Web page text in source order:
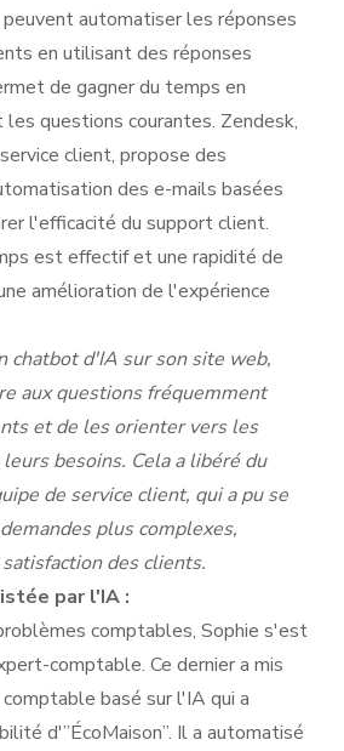
automatiser les réponses
en utilisant des réponses
de gagner du temps en
questions courantes. Zendesk,
client, propose des
des e-mails basées
l'efficacité du support client.
est effectif et une rapidité de
amélioration de l'expérience
chatbot d'IA sur son site web,
aux questions fréquemment
et de les orienter vers les
besoins. Cela a libéré du
de service client, qui a pu se
plus complexes,
des clients.
par l'IA :
comptables, Sophie s'est
comptable. Ce dernier a mis
basé sur l'IA qui a
d'”ÉcoMaison”. Il a automatisé